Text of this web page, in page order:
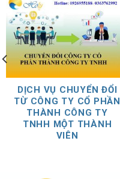
DỊCH VỤ CHUYỂN ĐỔI
TỪ CÔNG TY CỔ PHẦN
THÀNH CÔNG TY
TNHH MỘT THÀNH
VIÊN